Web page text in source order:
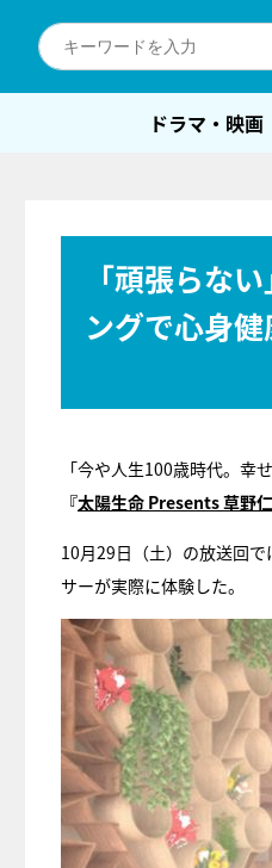
ドラマ・映画
「頑張らな
ングで心身健
「今や人生100歳時代。
『太陽生命 Presents 草野
10月29日（土）の放送回
サーが実際に体験した。